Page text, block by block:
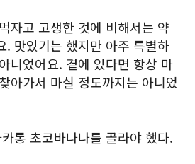
자고 고생한 것에 비해서는 약
. 맛있기는 했지만 아주 특별하
니었어요. 곁에 있다면 항상 마
아가서 마실 정도까지는 아니었
롱 초코바나나를 골라야 했다.